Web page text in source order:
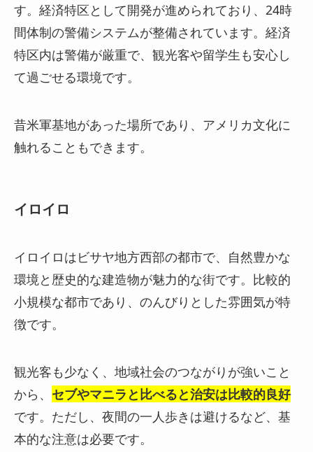
す。 経済特区として開発が進められており、24時
間体制の警備システムが整備されています。経済
特区内は警備が厳重で、観光客や留学生も安心し
て過ごせる環境です。
昔米軍基地があった場所であり、アメリカ文化に
触れることもできます。
イロイロ
イロイロはビサヤ地方西部の都市で、自然豊かな
環境と歴史的な建造物が魅力的な街です。比較的
小規模な都市であり、のんびりとした雰囲気が特
徴です。
観光客も少なく、地域社会のつながりが強いこと
から、 セブやマニラと比べると治安は比較的良好
です。ただし、夜間の一人歩きは避けるなど、基
本的な注意は必要です。